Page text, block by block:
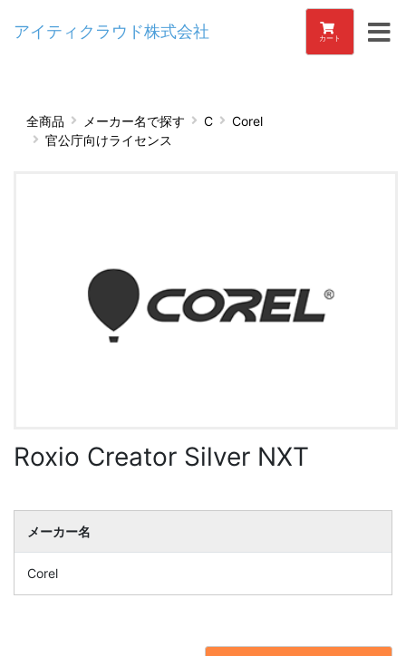
アイティクラウド株式会社 カート
全商品 メーカー名で探す C
Corel
官公庁向けライセンス
Roxio Creator Silver NXT
メーカー名
Corel